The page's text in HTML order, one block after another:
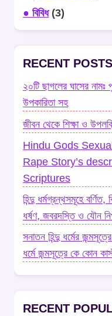
● বিবিধ(3)
RECENT POSTS
২০টি ছাগলের ঘাসের নামঃ
উপকারিতা সহ
জীবন থেকে শিক্ষা ও
Hindu Gods
Rape Story’s
Scriptures
হিন্দু ধর্মগ্রন্থসমূহে
ধর্ষণ, জবরদস্তি ও যৌন
সনাতন হিন্দু ধর্মের
ধর্মে জন্মসূত্রে কে কোন
RECENT